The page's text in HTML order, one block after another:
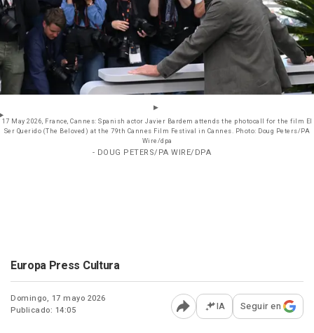
17 May 2026, France, Cannes: Spanish actor Javier Bardem attends the photocall for the film El
Ser Querido (The Beloved) at the 79th Cannes Film Festival in Cannes. Photo: Doug Peters/PA
Wire/dpa
- DOUG PETERS/PA WIRE/DPA
Europa Press Cultura
Domingo, 17 mayo 2026
Publicado: 14:05
Abrir opciones para
IA Seguir en